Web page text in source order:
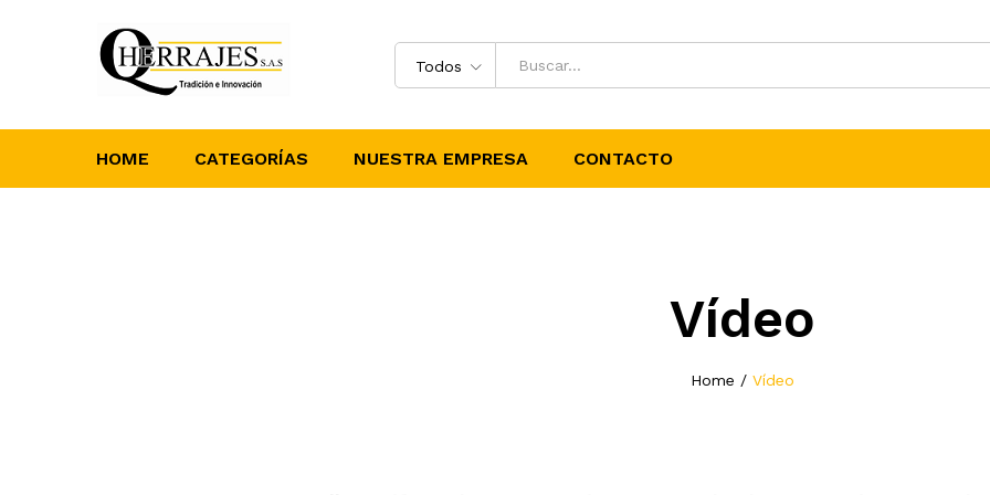
Todos
HOME CATEGORÍAS NUESTRA EMPRESA CONTACTO
Vídeo
Home / Vídeo